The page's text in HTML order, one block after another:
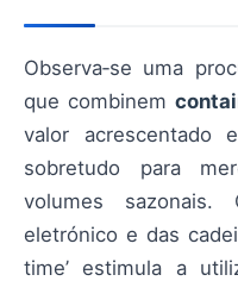
Observa‑se uma
que combinem
valor acrescentado
sobretudo para
volumes
eletrónico e das
time’ estimula a